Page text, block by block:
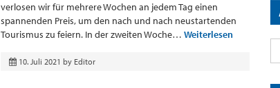
verlosen wir für mehrere Wochen an jedem Tag einen
spannenden Preis, um den nach und nach neustartenden
Tourismus zu feiern. In der zweiten Woche… Weiterlesen
10. Juli 2021 by Editor